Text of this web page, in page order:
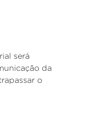
será
da
o